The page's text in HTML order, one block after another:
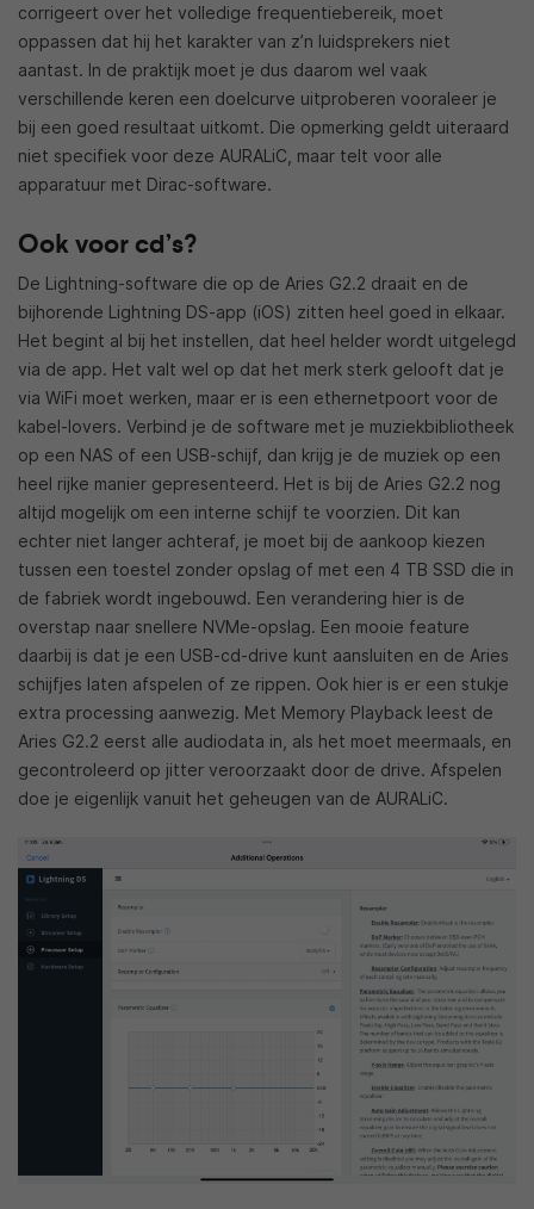
corrigeert over het volledige frequentiebereik, moet
oppassen dat hij het karakter van z’n luidsprekers niet
aantast. In de praktijk moet je dus daarom wel vaak
verschillende keren een doelcurve uitproberen vooraleer je
bij een goed resultaat uitkomt. Die opmerking geldt uiteraard
niet specifiek voor deze AURALiC, maar telt voor alle
apparatuur met Dirac-software.
Ook voor cd’s?
De Lightning-software die op de Aries G2.2 draait en de
bijhorende Lightning DS-app (iOS) zitten heel goed in elkaar.
Het begint al bij het instellen, dat heel helder wordt uitgelegd
via de app. Het valt wel op dat het merk sterk gelooft dat je
via WiFi moet werken, maar er is een ethernetpoort voor de
kabel-lovers. Verbind je de software met je muziekbibliotheek
op een NAS of een USB-schijf, dan krijg je de muziek op een
heel rijke manier gepresenteerd. Het is bij de Aries G2.2 nog
altijd mogelijk om een interne schijf te voorzien. Dit kan
echter niet langer achteraf, je moet bij de aankoop kiezen
tussen een toestel zonder opslag of met een 4 TB SSD die in
de fabriek wordt ingebouwd. Een verandering hier is de
overstap naar snellere NVMe-opslag. Een mooie feature
daarbij is dat je een USB-cd-drive kunt aansluiten en de Aries
schijfjes laten afspelen of ze rippen. Ook hier is er een stukje
extra processing aanwezig. Met Memory Playback leest de
Aries G2.2 eerst alle audiodata in, als het moet meermaals, en
gecontroleerd op jitter veroorzaakt door de drive. Afspelen
doe je eigenlijk vanuit het geheugen van de AURALiC.